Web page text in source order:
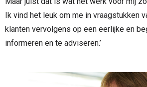
Ik vind het leuk om me in vraagstukken
klanten vervolgens op een eerlijke en
informeren en te adviseren.’